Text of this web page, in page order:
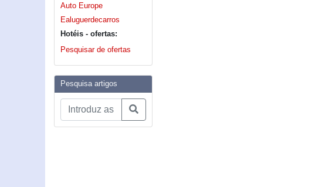
Auto Europe
Ealuguerdecarros
Hotéis - ofertas:
Pesquisar de ofertas
Pesquisa artigos